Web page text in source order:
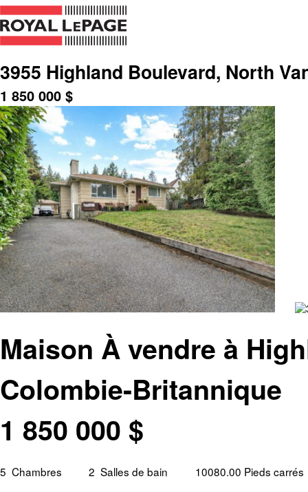
3955 Highland Boulevard, North
1 850 000 $
Maison À vendre à
Colombie-Britannique
1 850 000 $
5 Chambres 2 Salles de bain 10080.00 Pieds carrés